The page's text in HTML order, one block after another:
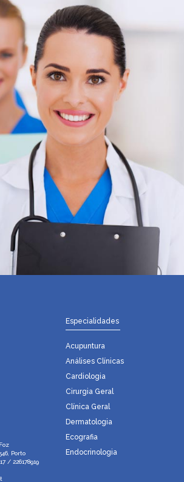
Porto
/ 226178919
Especialidades
Acupuntura
Análises Clínicas
Cardiologia
Cirurgia Geral
Clínica Geral
Dermatologia
Ecografia
Endocrinologia